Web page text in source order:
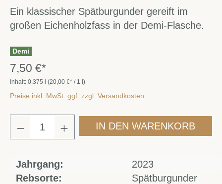
Ein klassischer Spätburgunder gereift im
großen Eichenholzfass in der Demi-Flasche.
Demi
7,50 €*
Inhalt: 0.375 l (20,00 €* / 1 l)
Preise inkl. MwSt. ggf. zzgl. Versandkosten
IN DEN WARENKORB
Jahrgang:
2023
Rebsorte:
Spätburgunder